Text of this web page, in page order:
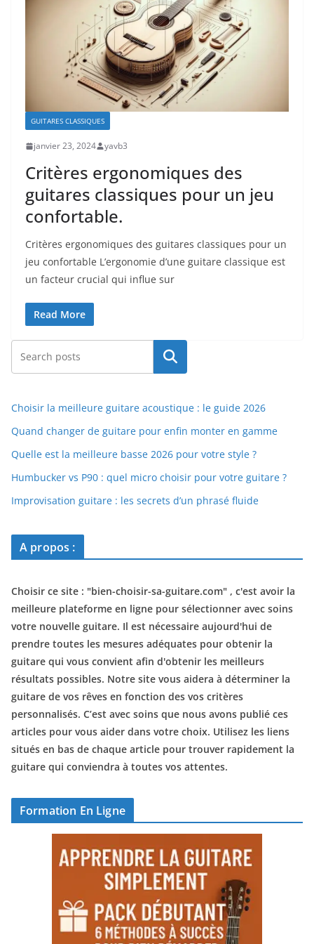
GUITARES CLASSIQUES
janvier 23, 2024 yavb3
Critères ergonomiques des
guitares classiques pour un jeu
confortable.
Critères ergonomiques des guitares classiques pour un
jeu confortable L’ergonomie d’une guitare classique est
un facteur crucial qui⁤ influe sur
Read More
Rechercher
Choisir la meilleure guitare acoustique : le guide 2026
Quand changer de guitare pour enfin monter en gamme
Quelle est la meilleure basse 2026 pour votre style ?
Humbucker vs P90 : quel micro choisir pour votre guitare ?
Improvisation guitare : les secrets d’un phrasé fluide
A propos :
Choisir ce site : "bien-choisir-sa-guitare.com" , c'est avoir la
meilleure plateforme en ligne pour sélectionner avec soins
votre nouvelle guitare. Il est nécessaire aujourd'hui de
prendre toutes les mesures adéquates pour obtenir la
guitare qui vous convient afin d'obtenir les meilleurs
résultats possibles. Notre site vous aidera à déterminer la
guitare de vos rêves en fonction des vos critères
personnalisés. C’est avec soins que nous avons publié ces
articles pour vous aider dans votre choix. Utilisez les liens
situés en bas de chaque article pour trouver rapidement la
guitare qui conviendra à toutes vos attentes.
Formation En Ligne